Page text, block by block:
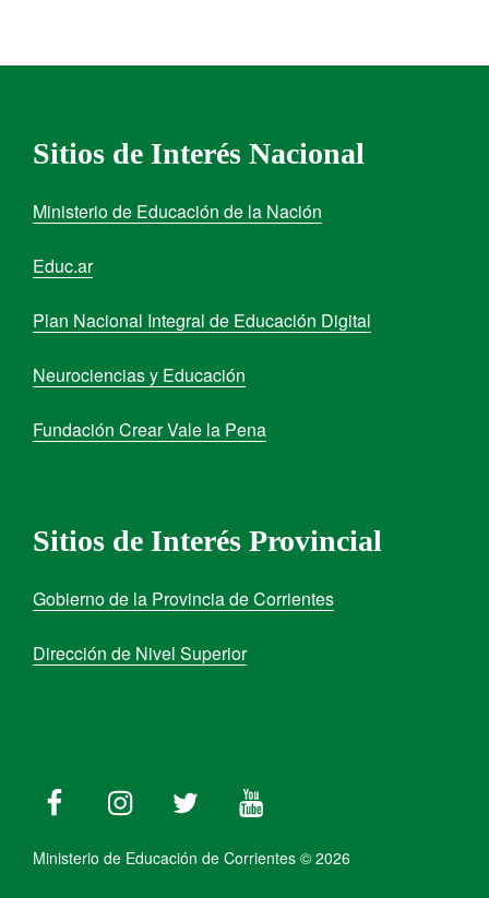
Sitios de Interés Nacional
Ministerio de Educación de la Nación
Educ.ar
Plan Nacional Integral de Educación Digital
Neurociencias y Educación
Fundación Crear Vale la Pena
Sitios de Interés Provincial
Gobierno de la Provincia de Corrientes
Dirección de Nivel Superior
Ministerio de Educación de Corrientes © 2026